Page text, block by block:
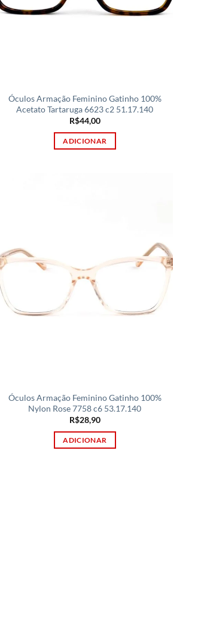
Óculos Armação Feminino Gatinho 100%
Acetato Tartaruga 6623 c2 51.17.140
R$44,00
ADICIONAR
Óculos Armação Feminino Gatinho 100%
Nylon Rose 7758 c6 53.17.140
R$28,90
ADICIONAR